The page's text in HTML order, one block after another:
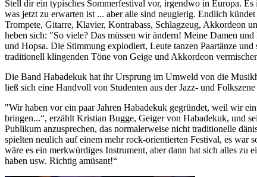
Stell dir ein typisches Sommerfestival vor, irgendwo in Europa.
was jetzt zu erwarten ist ... aber alle sind neugierig. Endlich
Trompete, Gitarre, Klavier, Kontrabass, Schlagzeug, Akkordeon
heben sich: "So viele? Das müssen wir ändern! Meine Damen
und Hopsa. Die Stimmung explodiert, Leute tanzen Paartänze
traditionell klingenden Töne von Geige und Akkordeon
Die Band Habadekuk hat ihr Ursprung im Umweld von die
ließ sich eine Handvoll von Studenten aus der Jazz- und
"Wir haben vor ein paar Jahren Habadekuk gegründet, weil wir
bringen...“, erzählt Kristian Bugge, Geiger von Habadekuk, und
Publikum anzusprechen, das normalerweise nicht traditionelle
spielten neulich auf einem mehr rock-orientierten Festival, es war
wäre es ein merkwürdiges Instrument, aber dann hat sich alles
haben usw. Richtig amüsant!“